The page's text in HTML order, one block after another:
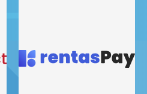
ที่ราบรื่นและปลอดภัยเชื่อมต่อ
คุณกับร้านค้าที่คุณชื่นชอบได้